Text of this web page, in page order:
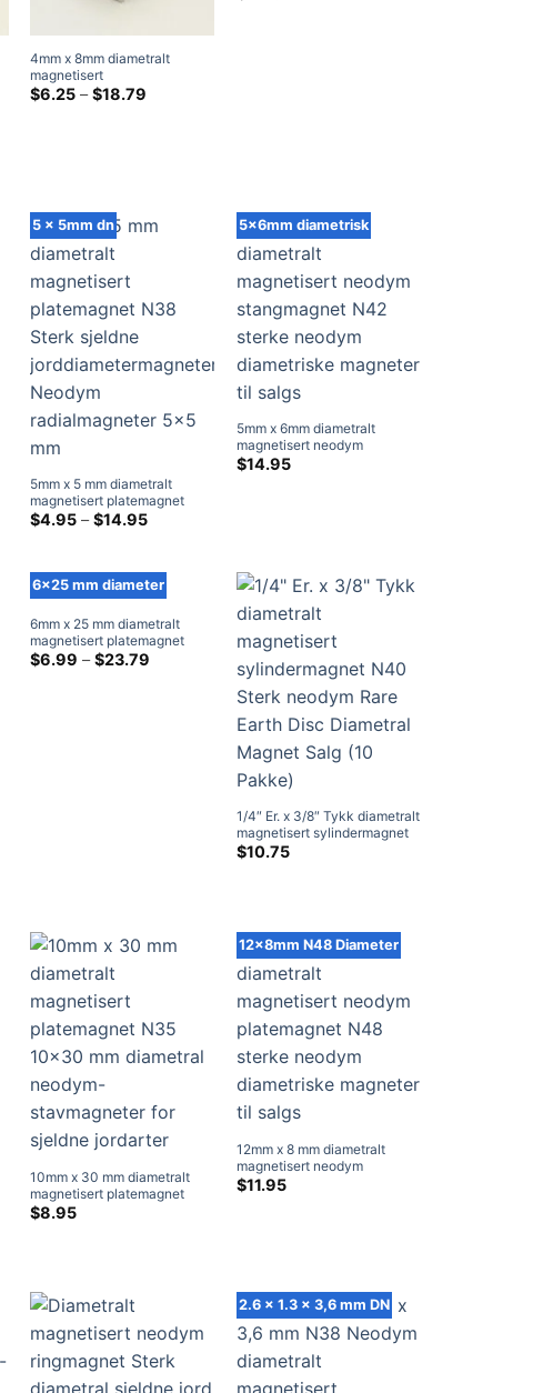
4mm x 8mm diametralt
magnetisert
neodymsylindermagnet N35
Sterke sjeldne
$6.25 – $18.79
5 x 5mm dn
5mm x 5 mm diametralt
magnetisert platemagnet
N38 Sterk sjeldne
$4.95 – $14.95Prisklasse:
5x6mm diametrisk
5mm x 6mm diametralt
magnetisert neodym
stangmagnet N42 sterke
$14.95
6x25 mm diameter
6mm x 25 mm diametralt
magnetisert platemagnet
N38 sterk neodym diametrisk
magnet Rare Earth Radial
$6.99 – $23.79
1/4″ Er. x 3/8″ Tykk diametralt
magnetisert sylindermagnet
N40 Sterk neodym Rare
$10.75
10mm x 30 mm diametralt
magnetisert platemagnet
N35 10x30 mm diametral
neodym-stavmagneter for
$8.95
12x8mm N48 Diameter
12mm x 8 mm diametralt
magnetisert neodym
platemagnet N48 sterke
neodym diametriske
$11.95
2.6 x 1.3 x 3,6 mm DN